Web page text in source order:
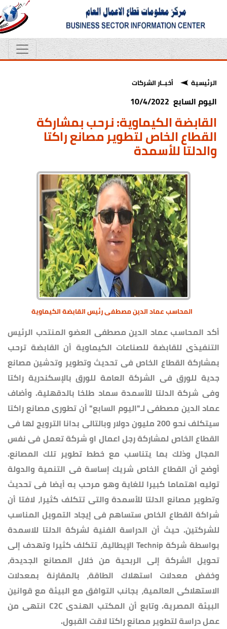
الرئيسية أخبــار الشركات
اليوم السابع 10/4/2022
القابضة الكيماوية: نرحب بمشاركة
القطاع الخاص لتطوير مصانع راكتا
والدلتا للأسمدة
المحاسب عماد الدين مصطفى رئيس القابضة الكيماوية
أكد المحاسب عماد الدين مصطفى العضو المنتدب الرئيس
التنفيذى للقابضة للصناعات الكيماوية أن القابضة ترحب
بمشاركة القطاع الخاص فى تحديث وتطوير وتدشين مصانع
جدية للورق فى الشركة العامة للورق بالإسكندرية راكتا
وفى شركة الدلتا للأسمدة سماد طلخا بالدقهلية. وأضاف
عماد الدين مصطفى لـ"اليوم السابع" أن تطورى مصانع راكتا
سيتكلف نحو 200 مليون دولار وبالتالى بدانا الترويج لها فى
القطاع الخاص لمشاركة رجل اعمال او شركة تعمل فى نفس
المجال وذلك بما يتناسب مع خطط تطوير تلك المصانع.
أوضح أن القطاع الخاص شريك إساسة فى التنمية والدولة
توليه اهتماما كبيرا للغاية وهو مرحب به أيضا فى تحديث
وتطوير مصانع الدلتا للأسمدة والتى تتكلف كثيرا، لافتا أن
شراكة القطاع الخاص ستساهم فى إيجاد التمويل المناسب
للشركتين. حيث أن الدراسة الفنية لشركة الدلتا للاسمدة
بواسطة شركة Technip الإيطالية، تتكلف كثيرا وتهدف إلى
تحويل الشركة إلى الربحية من خلال المصانع الجديدة،
وخفض معدلات استهلاك الطاقة، بالمقارنة بمعدلات
الاستهلاكى العالمية، بجانب التوافق مع البيئة مع قوانين
البيئة المصرية. وتابع أن المكتب الهندى C2C انتهى من
عمل دراسة لتطوير مصانع راكتا لاقت القبول.